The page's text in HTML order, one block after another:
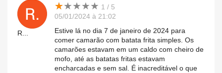
R...
★★★★★
★★★★★ 1 / 5
05/01/2024 à 21:02
Estive lá no dia 7 de janeiro de 2024 para
comer camarão com batata frita simples. Os
camarões estavam em um caldo com cheiro de
mofo, até as batatas fritas estavam
encharcadas e sem sal. É inacreditável o que